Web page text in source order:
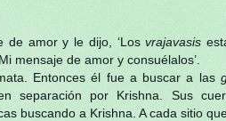
de amor y le dijo, ‘Losvrajavasis
mensaje de amor y consuélalos’.
Entonces él fue a buscar a las
separación por Krishna. Sus
buscando a Krishna. A cada sitio